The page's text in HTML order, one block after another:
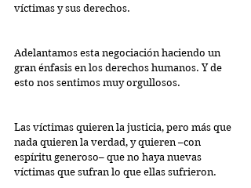
víctimas y sus derechos.
Adelantamos esta negociación haciendo un
gran énfasis en los derechos humanos. Y de
esto nos sentimos muy orgullosos.
Las víctimas quieren la justicia, pero más que
nada quieren la verdad, y quieren –con
espíritu generoso– que no haya nuevas
víctimas que sufran lo que ellas sufrieron.